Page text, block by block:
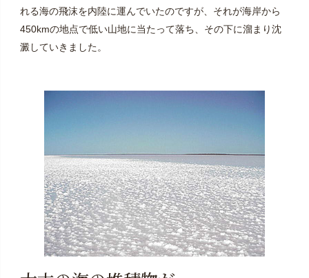
れる海の飛沫を内陸に運んでいたのですが、それが海岸から
450kmの地点で低い山地に当たって落ち、その下に溜まり沈
澱していきました。